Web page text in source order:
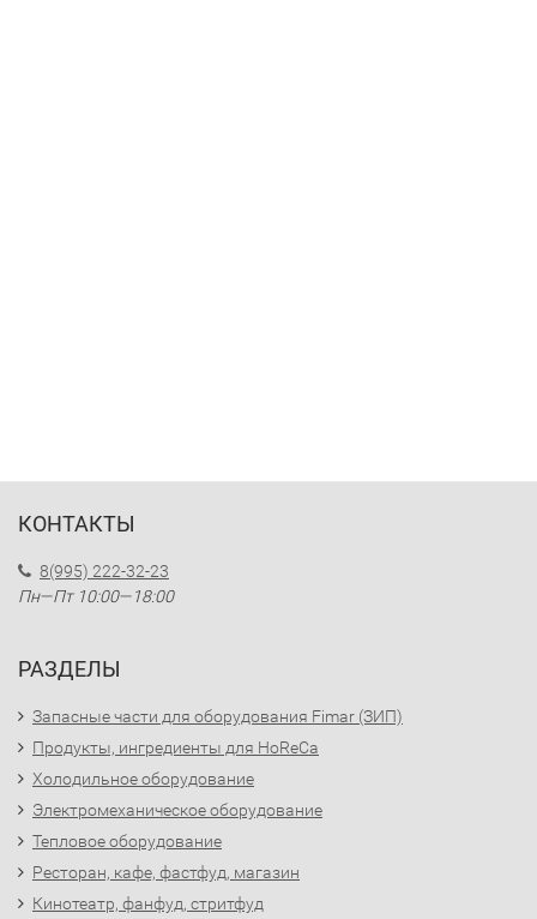
КОНТАКТЫ
8(995) 222-32-23
Пн—Пт 10:00—18:00
РАЗДЕЛЫ
Запасные части для оборудования Fimar (ЗИП)
Продукты, ингредиенты для HoReCa
Холодильное оборудование
Электромеханическое оборудование
Тепловое оборудование
Ресторан, кафе, фастфуд, магазин
Кинотеатр, фанфуд, стритфуд